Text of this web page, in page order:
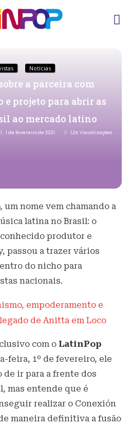
Notícias
a parceira com
e projeto para abrir as
ao mercado latino
1 de fevereiro de 2021 1,2K Visualizações
um nome vem chamando a
latina no Brasil: o
produtor e
passou a trazer vários
do nicho para
nacionais.
empoderamento e
de Anitta em Loco
com o LatinPop
feira, 1º de fevereiro, ele
de ir para a frente dos
mas entende que é
realizar o Conexión
maneira definitiva a fusão